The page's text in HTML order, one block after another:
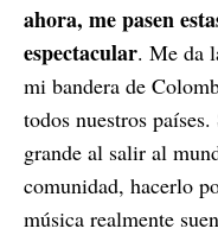
ahora, me pasen
espectacular. Me da
mi bandera de
todos nuestros
grande al salir al
comunidad, hacerlo
música realmente